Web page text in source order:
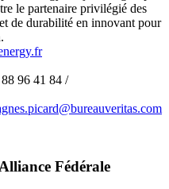
le partenaire privilégié des
de durabilité en innovant pour
96 41 84 /
Fédérale